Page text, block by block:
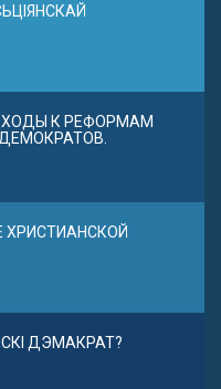
К РЕФОРМАМ
ДЭМАКРАТ?